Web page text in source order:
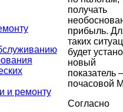
и ремонту
получать
прибыль.
таких
будет
новый
показатель –
почасовой
Согласно